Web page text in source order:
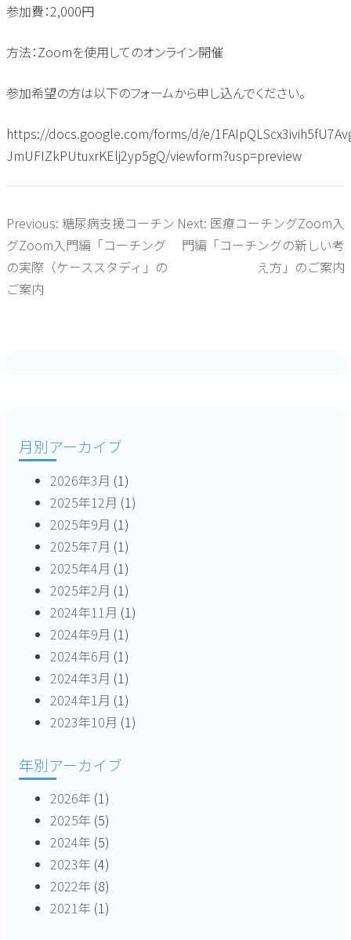
参加費：2,000円
方法：Zoomを使用してのオンライン開催
参加希望の方は以下のフォームから申し込んでください。
https://docs.google.com/forms/d/e/
JmUFIZkPUtuxrKElj2yp5gQ/viewform?usp=preview
投
稿
ナ
ョ
Previous: 糖尿病支援コーチン
グZoom入門編「コーチング
の実際（ケーススタディ」の
ご案内
Next: 医療コーチングZoom入
門編「コーチングの新しい考
え方」のご案内
月別アーカイブ
2026年3月 (1)
2025年12月 (1)
2025年9月 (1)
2025年7月 (1)
2025年4月 (1)
2025年2月 (1)
2024年11月 (1)
2024年9月 (1)
2024年6月 (1)
2024年3月 (1)
2024年1月 (1)
2023年10月 (1)
年別アーカイブ
2026年 (1)
2025年 (5)
2024年 (5)
2023年 (4)
2022年 (8)
2021年 (1)